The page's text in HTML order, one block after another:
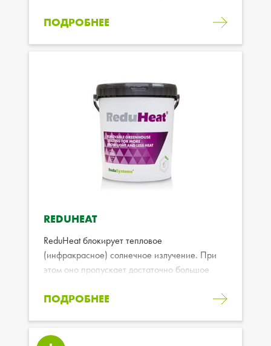
ПОДРОБНЕЕ
REDUHEAT
ReduHeat блокирует тепловое
(инфракрасное) солнечное излучение. При
этом оно пропускает достаточно большое
ПОДРОБНЕЕ